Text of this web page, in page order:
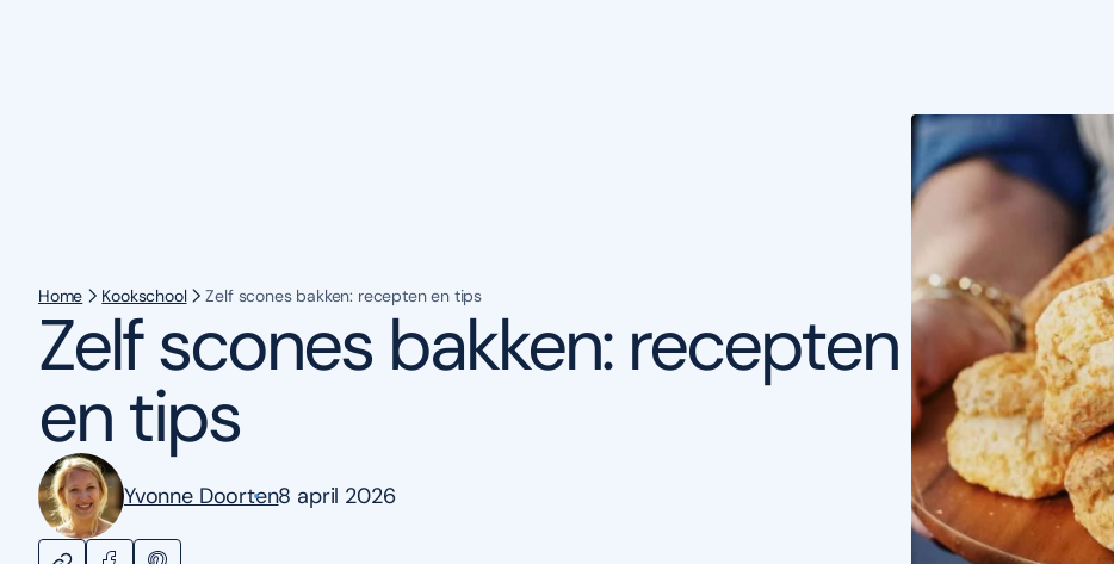
Home Kookschool Zelf scones bakken: recepten en tips
Zelf scones bakken: recepten
en tips
Yvonne Doorten8 april 2026